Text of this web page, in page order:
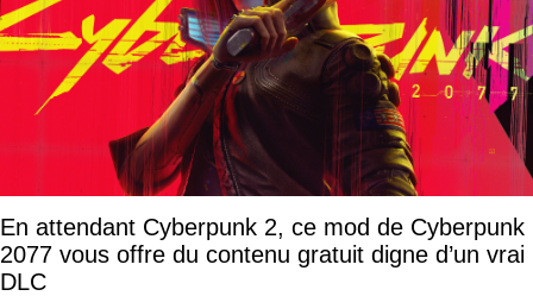
En attendant Cyberpunk 2, ce mod de Cyberpunk
2077 vous offre du contenu gratuit digne d’un vrai
DLC